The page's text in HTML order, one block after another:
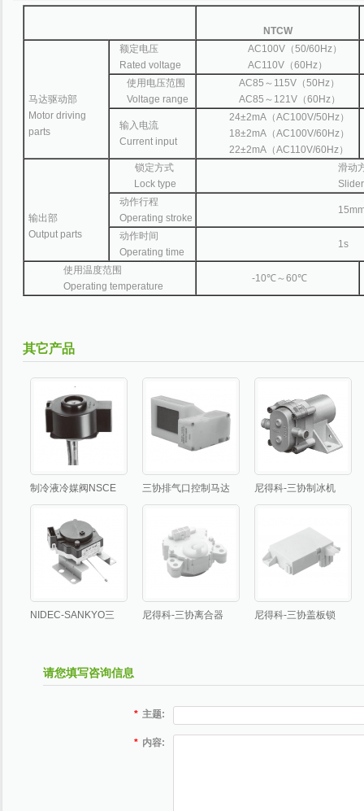
NTCW
马达驱动部
Motor driving
parts
额定电压
Rated voltage
AC100V（50/60Hz）
AC110V（60Hz）
使用电压范围
Voltage range
AC85～115V（50Hz）
AC85～121V（60Hz）
输入电流
Current input
24±2mA（AC100V/50Hz）
18±2mA（AC100V/60Hz）
22±2mA（AC110V/60Hz）
输出部
Output parts
锁定方式
Lock type
滑动
动作行程
Operating stroke
动作时间
Operating time
1s
使用温度范围
Operating temperature
-10℃～60℃
其它产品
制冷液冷媒阀NSCE
系列
三协排气口控制马达
组件
尼得科-三协制冰机
驱动组件
NIDEC-SANKYO三
尼得科-三协离合器
尼得科-三协盖板锁
请您填写咨询信息
* 主题:
* 内容: